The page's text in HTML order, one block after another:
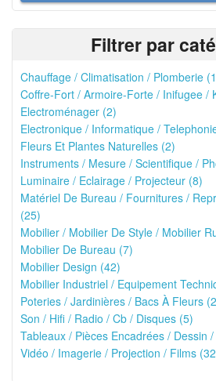
Filtrer par
Chauffage / Climatisation / Plomberie
Coffre-Fort / Armoire-Forte / Inifugee /
Electroménager (2)
Electronique / Informatique /
Fleurs Et Plantes Naturelles (2)
Instruments / Mesure / Scientifique /
Luminaire / Eclairage / Projecteur (8)
Matériel De Bureau / Fournitures /
(25)
Mobilier / Mobilier De Style / Mobilier
Mobilier De Bureau (7)
Mobilier Design (42)
Mobilier Industriel / Equipement
Poteries / Jardinières / Bacs À Fleurs
Son / Hifi / Radio / Cb / Disques (5)
Tableaux / Pièces Encadrées / Dessin
Vidéo / Imagerie / Projection / Films